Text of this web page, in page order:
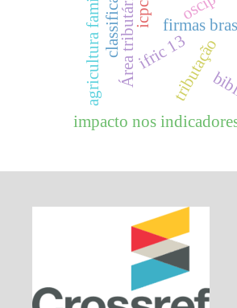
Área tributária tributação
firmas
agricultura familiar
impacto nos
ifric 13